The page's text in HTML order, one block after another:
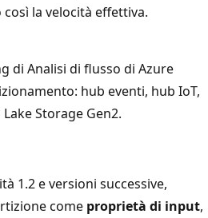
la velocità effettiva.
di Analisi di flusso di Azure
hub eventi, hub IoT,
Storage Gen2.
1.2 e versioni successive,
come proprietà di input,